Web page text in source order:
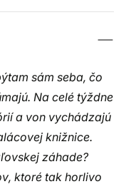
sám seba, čo
Na celé týždne
a von vychádzajú
knižnice.
záhade?
ktoré tak horlivo